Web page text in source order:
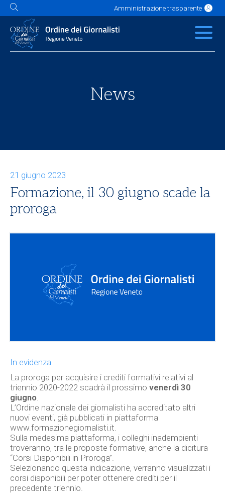
Amministrazione trasparente
L'Ordine News Servizi Albo
Contatti Link utili
News
21 giugno 2023
Formazione, il 30 giugno scade la
proroga
In evidenza
La proroga per acquisire i crediti formativi relativi al
triennio 2020-2022 scadrà il prossimo venerdì 30
giugno.
L’Ordine nazionale dei giornalisti ha accreditato altri
nuovi eventi, già pubblicati in piattaforma
www.formazionegiornalisti.it.
Sulla medesima piattaforma, i colleghi inadempienti
troveranno, tra le proposte formative, anche la dicitura
“Corsi Disponibili in Proroga”.
Selezionando questa indicazione, verranno visualizzati i
corsi disponibili per poter ottenere crediti per il
precedente triennio.